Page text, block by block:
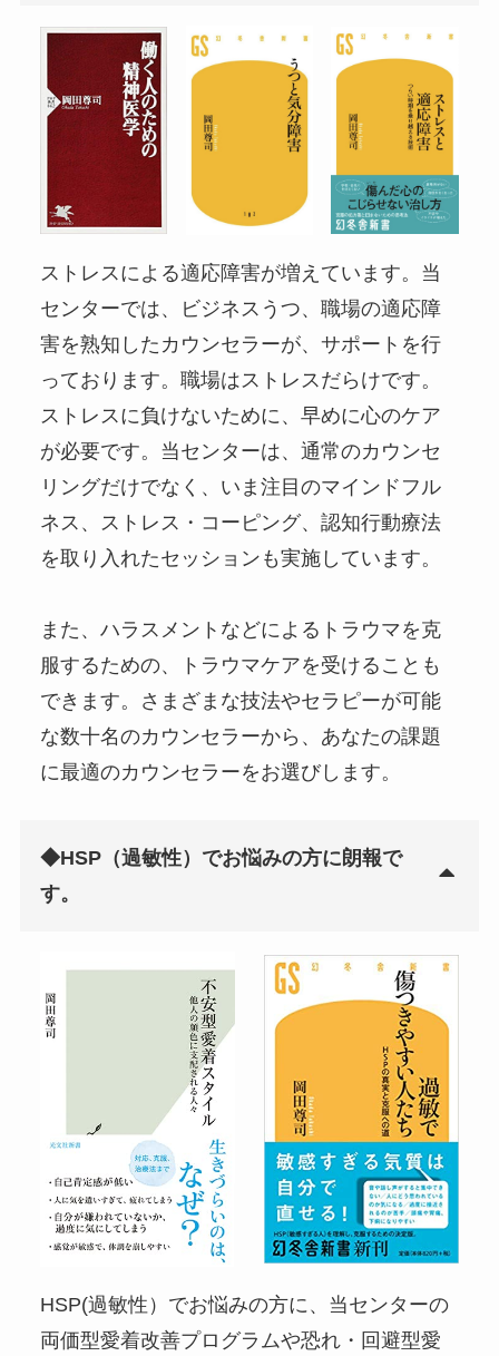
ストレスによる適応障害が増えています。当
センターでは、ビジネスうつ、職場の適応障
害を熟知したカウンセラーが、サポートを行
っております。職場はストレスだらけです。
ストレスに負けないために、早めに心のケア
が必要です。当センターは、通常のカウンセ
リングだけでなく、いま注目のマインドフル
ネス、ストレス・コーピング、認知行動療法
を取り入れたセッションも実施しています。
また、ハラスメントなどによるトラウマを克
服するための、トラウマケアを受けることも
できます。さまざまな技法やセラピーが可能
な数十名のカウンセラーから、あなたの課題
に最適のカウンセラーをお選びします。
◆HSP（過敏性）でお悩みの方に朗報で
す。
HSP(過敏性）でお悩みの方に、当センターの
両価型愛着改善プログラムや恐れ・回避型愛